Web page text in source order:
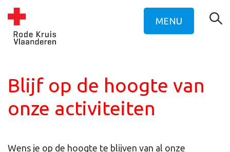
MENU
Blijf op de hoogte van
onze activiteiten
Wens je op de hoogte te blijven van al onze